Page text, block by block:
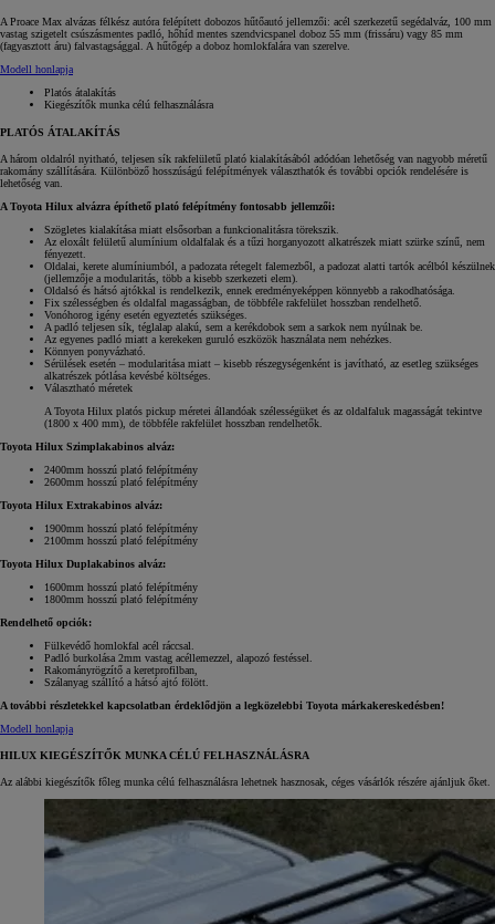
A Proace Max alvázas félkész autóra felépített dobozos hűtőautó jellemzői: acél szerkezetű segédalváz, 100 mm
vastag szigetelt csúszásmentes padló, hőhíd mentes szendvicspanel doboz 55 mm (frissáru) vagy 85 mm
(fagyasztott áru) falvastagsággal. A hűtőgép a doboz homlokfalára van szerelve.
Modell honlapja
Platós átalakítás
Kiegészítők munka célú felhasználásra
PLATÓS ÁTALAKÍTÁS
A három oldalról nyitható, teljesen sík rakfelületű plató kialakításából adódóan lehetőség van nagyobb méretű
rakomány szállítására. Különböző hosszúságú felépítmények választhatók és további opciók rendelésére is
lehetőség van.
A Toyota Hilux alvázra építhető plató felépítmény fontosabb jellemzői:
Szögletes kialakítása miatt elsősorban a funkcionalitásra törekszik.
Az eloxált felületű alumínium oldalfalak és a tűzi horganyozott alkatrészek miatt szürke színű, nem
fényezett.
Oldalai, kerete alumíniumból, a padozata rétegelt falemezből, a padozat alatti tartók acélból készülnek
(jellemzője a modularitás, több a kisebb szerkezeti elem).
Oldalsó és hátsó ajtókkal is rendelkezik, ennek eredményeképpen könnyebb a rakodhatósága.
Fix szélességben és oldalfal magasságban, de többféle rakfelület hosszban rendelhető.
Vonóhorog igény esetén egyeztetés szükséges.
A padló teljesen sík, téglalap alakú, sem a kerékdobok sem a sarkok nem nyúlnak be.
Az egyenes padló miatt a kerekeken guruló eszközök használata nem nehézkes.
Könnyen ponyvázható.
Sérülések esetén – modularitása miatt – kisebb részegységenként is javítható, az esetleg szükséges
alkatrészek pótlása kevésbé költséges.
Választható méretek
A Toyota Hilux platós pickup méretei állandóak szélességüket és az oldalfaluk magasságát tekintve
(1800 x 400 mm), de többféle rakfelület hosszban rendelhetők.
Toyota Hilux Szimplakabinos alváz:
2400mm hosszú plató felépítmény
2600mm hosszú plató felépítmény
Toyota Hilux Extrakabinos alváz:
1900mm hosszú plató felépítmény
2100mm hosszú plató felépítmény
Toyota Hilux Duplakabinos alváz:
1600mm hosszú plató felépítmény
1800mm hosszú plató felépítmény
Rendelhető opciók:
Fülkevédő homlokfal acél ráccsal.
Padló burkolása 2mm vastag acéllemezzel, alapozó festéssel.
Rakományrögzítő a keretprofilban,
Szálanyag szállító a hátsó ajtó fölött.
A további részletekkel kapcsolatban érdeklődjön a legközelebbi Toyota márkakereskedésben!
Modell honlapja
HILUX KIEGÉSZÍTŐK MUNKA CÉLÚ FELHASZNÁLÁSRA
Az alábbi kiegészítők főleg munka célú felhasználásra lehetnek hasznosak, céges vásárlók részére ajánljuk őket.